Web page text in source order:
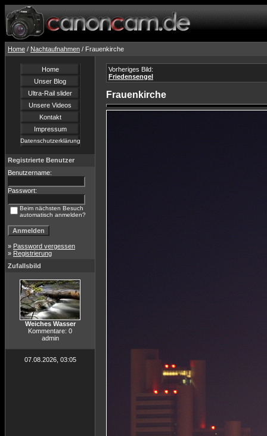
Home / Nachtaufnahmen / Frauenkirche
Home
Unser Blog
Ultra-Rail slider
Unsere Videos
Kontakt
Impressum
Datenschutzerklärung
Registrierte Benutzer
Benutzername:
Passwort:
Beim nächsten Besuch
automatisch anmelden?
» Password vergessen
» Registrierung
Zufallsbild
Weiches Wasser
Kommentare: 0
admin
07.08.2026, 03:05
Vorheriges Bild:
Friedensengel
Frauenkirche